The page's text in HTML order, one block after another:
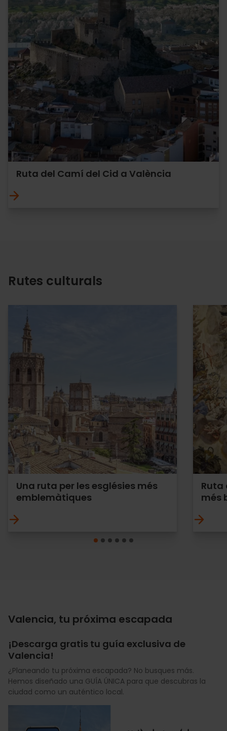
Ruta del Camí del Cid a València
Rutes culturals
Una ruta per les esglésies més
emblemàtiques
Ruta
més
Valencia, tu próxima escapada
¡Descarga gratis tu guía exclusiva de
Valencia!
¿Planeando tu próxima escapada? No busques más.
Hemos diseñado una GUÍA ÚNICA para que descubras la
ciudad como un auténtico local.